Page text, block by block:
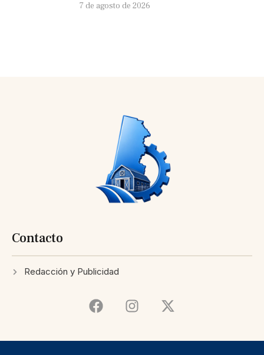
7 de agosto de 2026
Contacto
Redacción y Publicidad